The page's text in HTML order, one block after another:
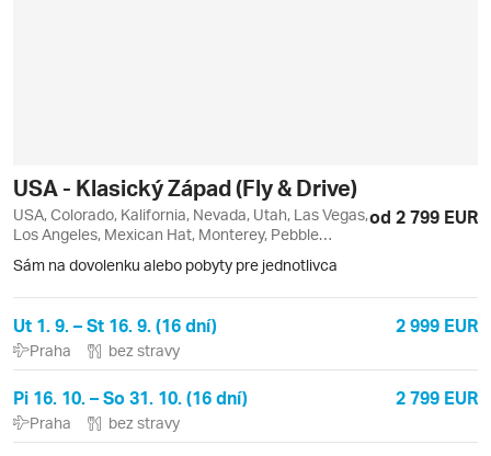
USA - Klasický Západ (Fly & Drive)
USA, Colorado, Kalifornia, Nevada, Utah, Las Vegas,
Los Angeles, Mexican Hat, Monterey, Pebble
od 2 799 EUR
Sám na dovolenku alebo pobyty pre jednotlivca
Ut 1. 9. – St 16. 9. (16 dní) 2 999 EUR
Praha bez stravy
Pi 16. 10. – So 31. 10. (16 dní) 2 799 EUR
Praha bez stravy